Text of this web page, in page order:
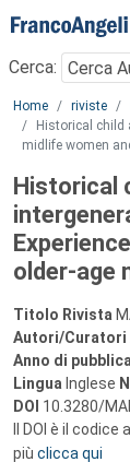
Menu
Cerca:
Main content
Home riviste
Historical child
midlife women
Historical
older-age
Titolo Rivista
Autori/Curatori
Anno di
Lingua Inglese
DOI 10.3280/
Il DOI è il
più clicca qui